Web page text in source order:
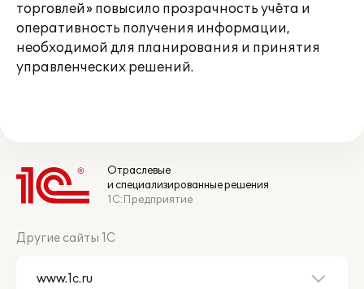
торговлей» повысило прозрачность учёта и
оперативность получения информации,
необходимой для планирования и принятия
управленческих решений.
Отраслевые
и специализированные решения
1С:Предприятие
Другие сайты 1С